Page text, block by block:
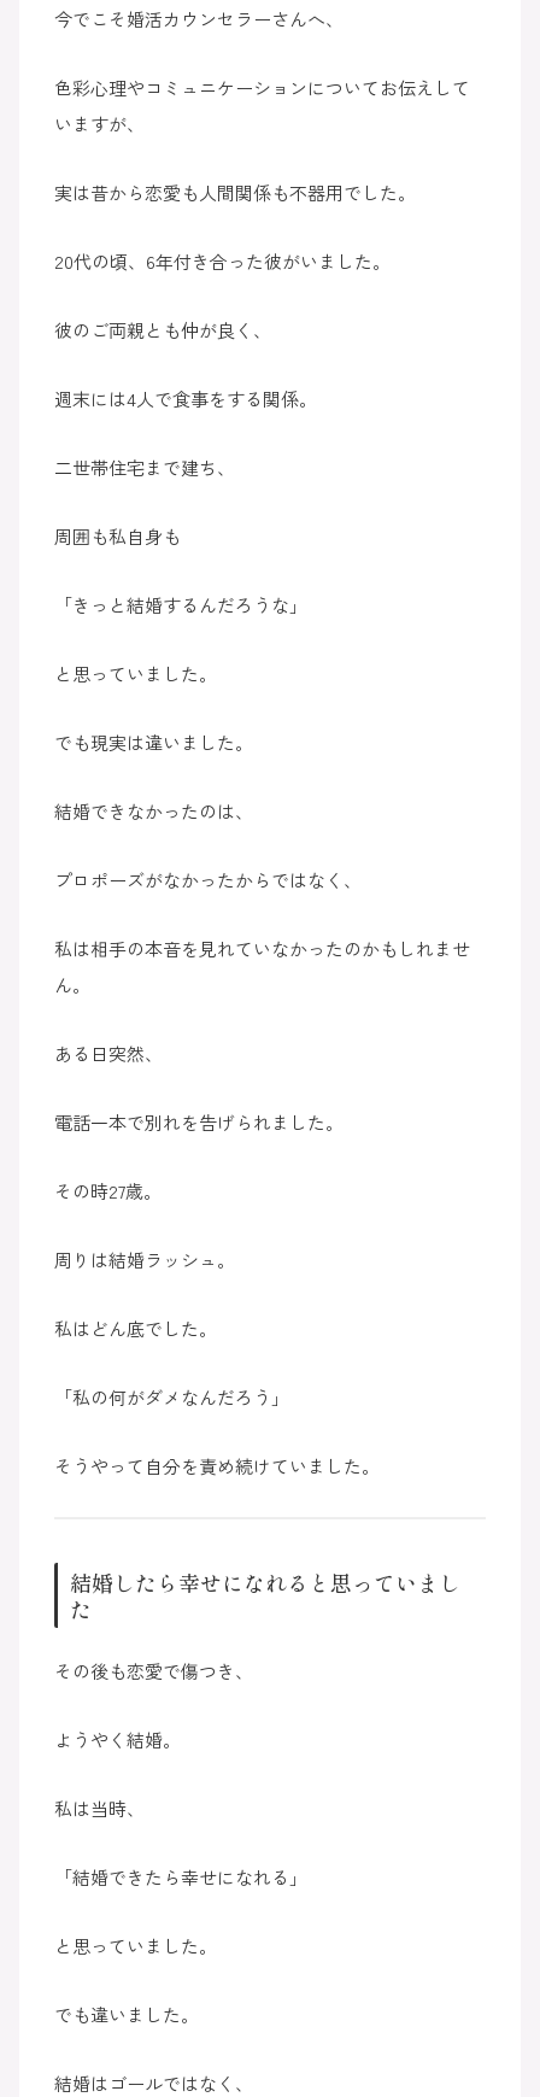
今でこそ婚活カウンセラーさんへ、
色彩心理やコミュニケーションについてお伝えして
いますが、
実は昔から恋愛も人間関係も不器用でした。
20代の頃、6年付き合った彼がいました。
彼のご両親とも仲が良く、
週末には4人で食事をする関係。
二世帯住宅まで建ち、
周囲も私自身も
「きっと結婚するんだろうな」
と思っていました。
でも現実は違いました。
結婚できなかったのは、
プロポーズがなかったからではなく、
私は相手の本音を見れていなかったのかもしれませ
ん。
ある日突然、
電話一本で別れを告げられました。
その時27歳。
周りは結婚ラッシュ。
私はどん底でした。
「私の何がダメなんだろう」
そうやって自分を責め続けていました。
結婚したら幸せになれると思っていまし
た
その後も恋愛で傷つき、
ようやく結婚。
私は当時、
「結婚できたら幸せになれる」
と思っていました。
でも違いました。
結婚はゴールではなく、